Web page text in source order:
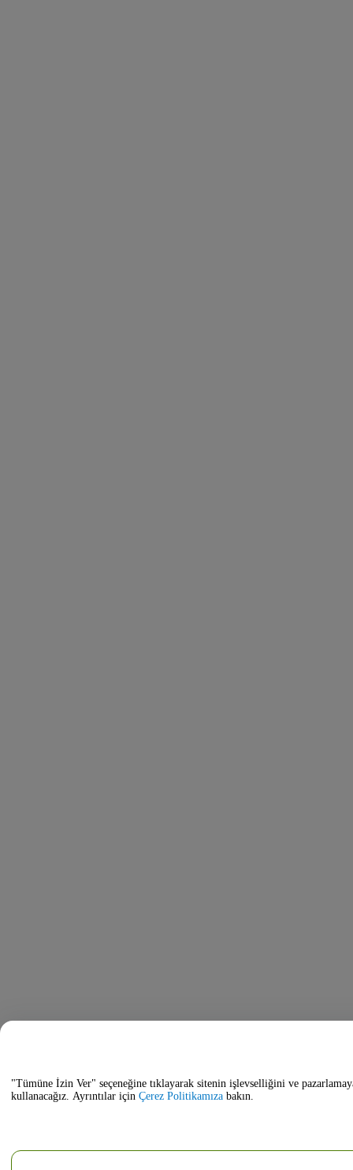
"Tümüne İzin Ver" seçeneğine tıklayarak sitenin işlevselliğini ve
kullanacağız. Ayrıntılar için Çerez Politikamıza bakın.